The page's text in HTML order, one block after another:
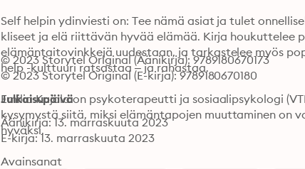
Self helpin ydinviesti on: Tee nämä asiat ja tulet
kliseet ja elä riittävän hyvää elämää. Kirja houkuttelee
elämäntaitovinkkejä uudestaan, ja tarkastelee myös
help -kulttuuri ratsastaa – ja rahastaa.
Emilia Kujala on psykoterapeutti ja sosiaalipsykologi
kysymystä siitä, miksi elämäntapojen muuttaminen on
hyväksi.
© 2023 Storytel Original (Äänikirja): 9789180670173
© 2023 Storytel Original (E-kirja): 9789180670180
Julkaisupäivä
Äänikirja: 13. marraskuuta 2023
E-kirja: 13. marraskuuta 2023
Avainsanat